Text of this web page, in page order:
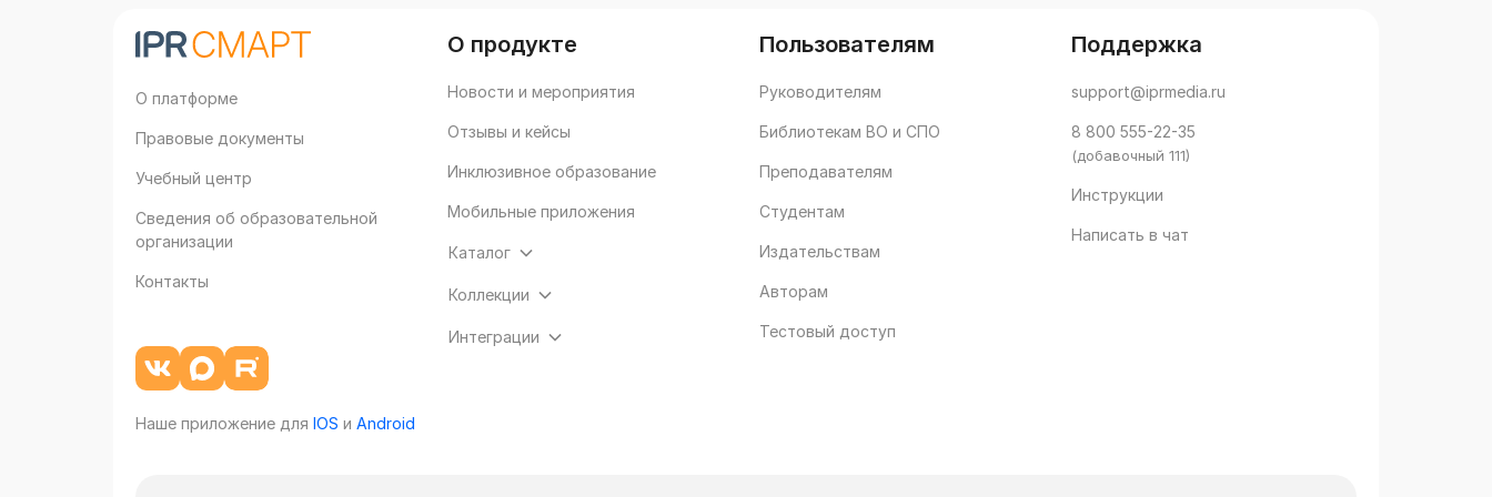
О платформе
Правовые документы
Учебный центр
Сведения об образовательной
организации
Контакты
Наше приложение для IOS и Android
О продукте
Новости и мероприятия
Отзывы и кейсы
Инклюзивное образование
Мобильные приложения
Каталог
Коллекции
Интеграции
Пользователям
Руководителям
Библиотекам ВО и СПО
Преподавателям
Студентам
Издательствам
Авторам
Тестовый доступ
Поддержка
support@iprmedia.ru
8 800 555-22-35
(добавочный 111)
Инструкции
Написать в чат